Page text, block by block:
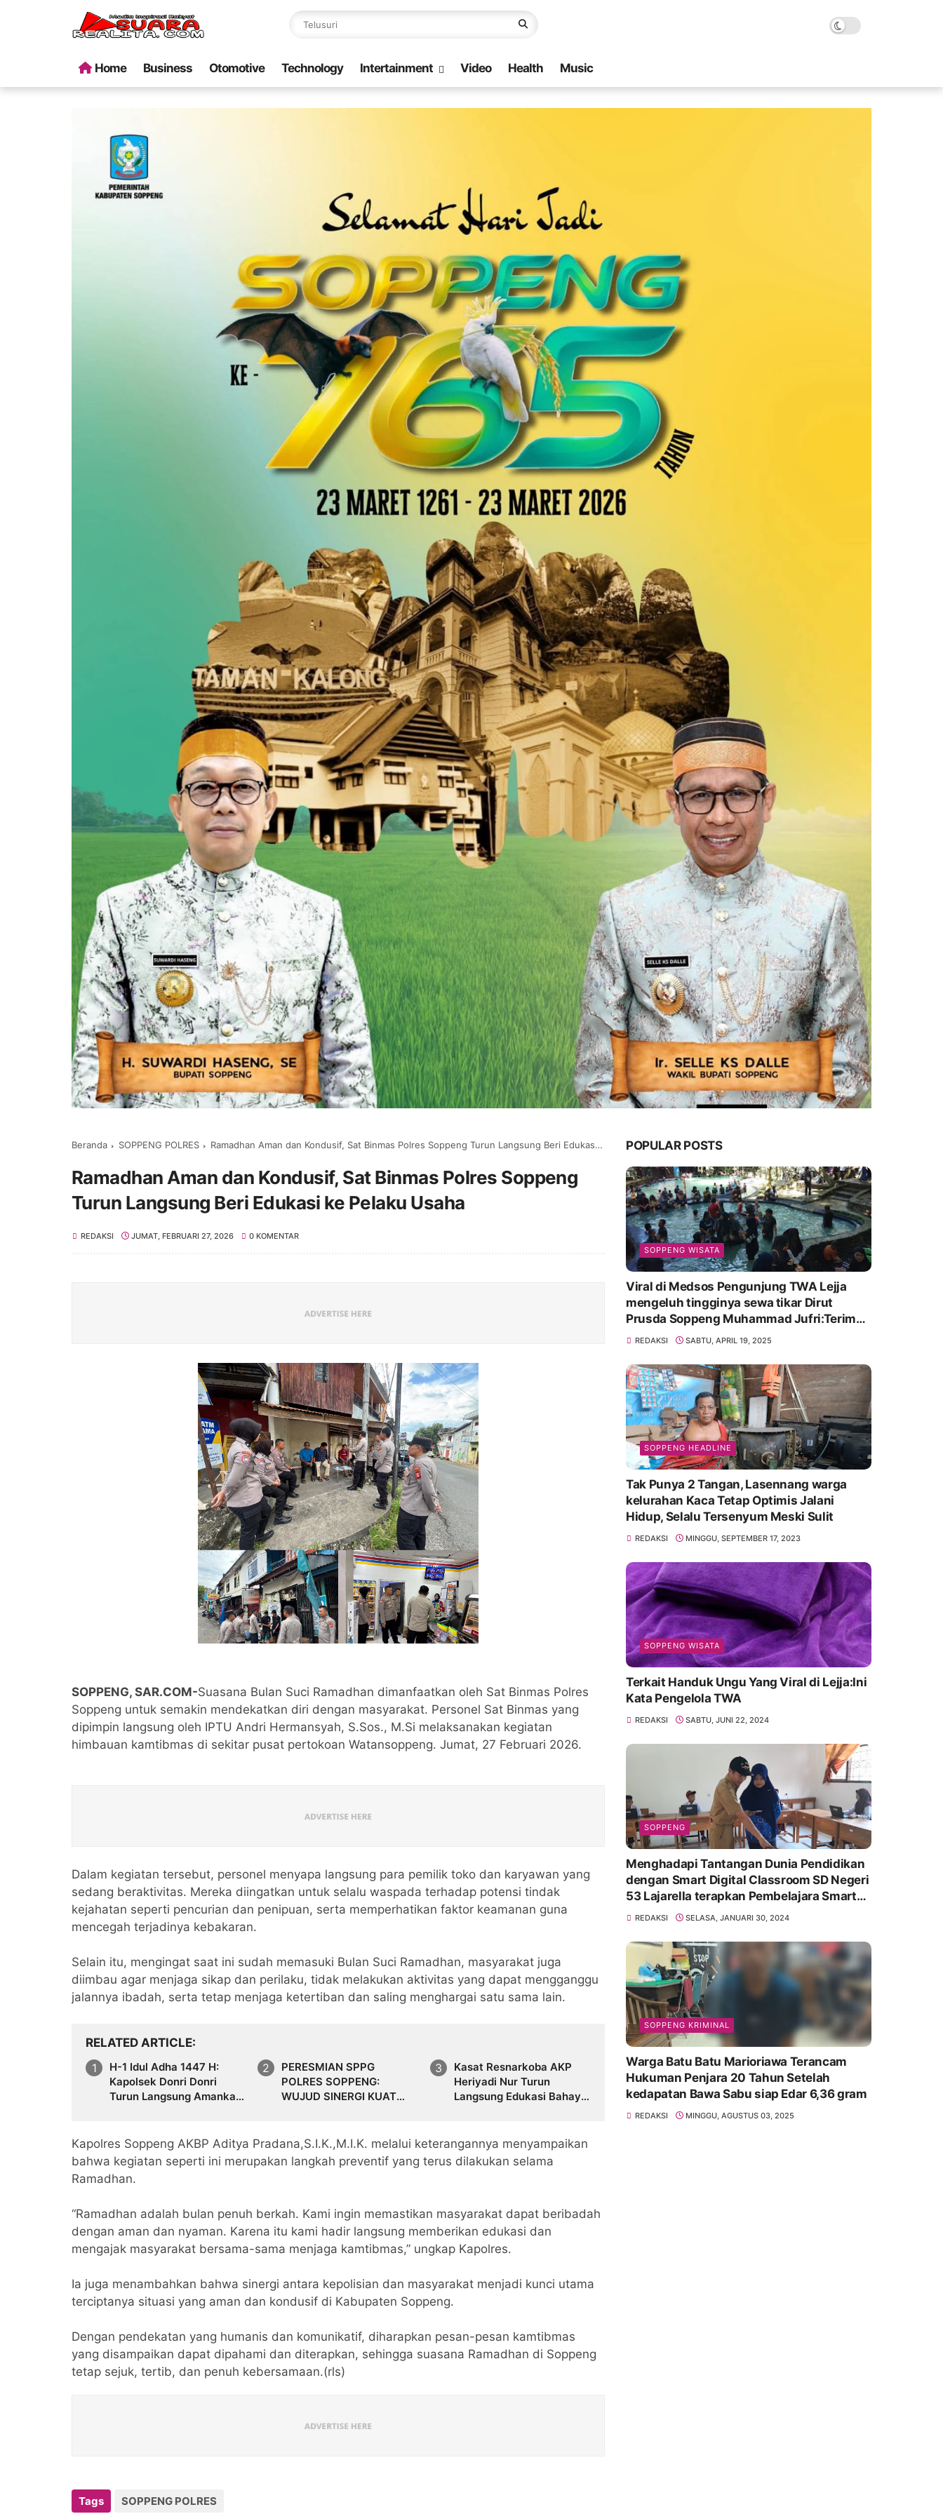
Home Business Otomotive Technology Intertainment Video Health Music
Beranda SOPPENG POLRES Ramadhan Aman dan Kondusif, Sat Binmas Polres Soppeng Turun Langsung Beri Edukasi ke Pelaku Usaha
Ramadhan Aman dan Kondusif, Sat Binmas Polres Soppeng
Turun Langsung Beri Edukasi ke Pelaku Usaha
REDAKSI JUMAT, FEBRUARI 27, 2026 0 KOMENTAR
SOPPENG, SAR.COM-Suasana Bulan Suci Ramadhan dimanfaatkan oleh Sat Binmas Polres
Soppeng untuk semakin mendekatkan diri dengan masyarakat. Personel Sat Binmas yang
dipimpin langsung oleh IPTU Andri Hermansyah, S.Sos., M.Si melaksanakan kegiatan
himbauan kamtibmas di sekitar pusat pertokoan Watansoppeng. Jumat, 27 Februari 2026.
Dalam kegiatan tersebut, personel menyapa langsung para pemilik toko dan karyawan yang
sedang beraktivitas. Mereka diingatkan untuk selalu waspada terhadap potensi tindak
kejahatan seperti pencurian dan penipuan, serta memperhatikan faktor keamanan guna
mencegah terjadinya kebakaran.
Selain itu, mengingat saat ini sudah memasuki Bulan Suci Ramadhan, masyarakat juga
diimbau agar menjaga sikap dan perilaku, tidak melakukan aktivitas yang dapat mengganggu
jalannya ibadah, serta tetap menjaga ketertiban dan saling menghargai satu sama lain.
RELATED ARTICLE
H-1 Idul Adha 1447 H:
Kapolsek Donri Donri
Turun Langsung Amankan
Kelancaran Lalu Lintas
PERESMIAN SPPG
POLRES SOPPENG:
WUJUD SINERGI KUAT
Kasat Resnarkoba AKP
Heriyadi Nur Turun
Langsung Edukasi Bahaya
Kapolres Soppeng AKBP Aditya Pradana,S.I.K.,M.I.K. melalui keterangannya menyampaikan
bahwa kegiatan seperti ini merupakan langkah preventif yang terus dilakukan selama
Ramadhan.
“Ramadhan adalah bulan penuh berkah. Kami ingin memastikan masyarakat dapat beribadah
dengan aman dan nyaman. Karena itu kami hadir langsung memberikan edukasi dan
mengajak masyarakat bersama-sama menjaga kamtibmas,” ungkap Kapolres.
Ia juga menambahkan bahwa sinergi antara kepolisian dan masyarakat menjadi kunci utama
terciptanya situasi yang aman dan kondusif di Kabupaten Soppeng.
Dengan pendekatan yang humanis dan komunikatif, diharapkan pesan-pesan kamtibmas
yang disampaikan dapat dipahami dan diterapkan, sehingga suasana Ramadhan di Soppeng
tetap sejuk, tertib, dan penuh kebersamaan.(rls)
Tags SOPPENG POLRES
POPULAR POSTS
SOPPENG WISATA
Viral di Medsos Pengunjung TWA Lejja
mengeluh tingginya sewa tikar Dirut
Prusda Soppeng Muhammad Jufri:Terima
kasih bu bantu Promosikan
REDAKSI SABTU, APRIL 19, 2025
SOPPENG HEADLINE
Tak Punya 2 Tangan, Lasennang warga
kelurahan Kaca Tetap Optimis Jalani
Hidup, Selalu Tersenyum Meski Sulit
REDAKSI MINGGU, SEPTEMBER 17, 2023
SOPPENG WISATA
Terkait Handuk Ungu Yang Viral di Lejja:Ini
Kata Pengelola TWA
REDAKSI SABTU, JUNI 22, 2024
SOPPENG
Menghadapi Tantangan Dunia Pendidikan
dengan Smart Digital Classroom SD Negeri
53 Lajarella terapkan Pembelajara Smart
Class Device
REDAKSI SELASA, JANUARI 30, 2024
SOPPENG KRIMINAL
Warga Batu Batu Marioriawa Terancam
Hukuman Penjara 20 Tahun Setelah
kedapatan Bawa Sabu siap Edar 6,36 gram
REDAKSI MINGGU, AGUSTUS 03, 2025